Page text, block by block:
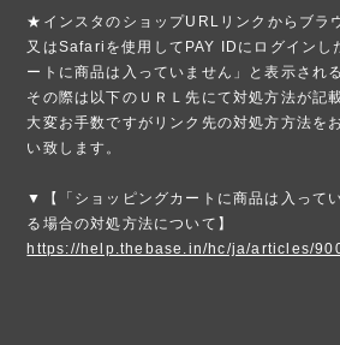
★インスタのショップURLリンクからブラ
又はSafariを使用してPAY IDにログインし
ートに商品は入っていません」と表示され
その際は以下のＵＲＬ先にて対処方法が記
大変お手数ですがリンク先の対処方方法を
い致します。
▼【「ショッピングカートに商品は入って
る場合の対処方法について】
https://help.thebase.in/hc/ja/articles/